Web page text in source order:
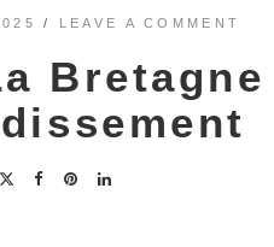
/ LEAVE A COMMENT
Bretagne